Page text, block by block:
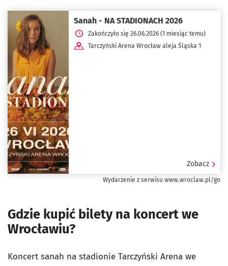
Sanah - NA STADIONACH 2026
Zakończyło się 26.06.2026 (1 miesiąc temu)
Tarczyński Arena Wrocław aleja Śląska 1
Zobacz
Wydarzenie z serwisu www.wroclaw.pl/go
Gdzie kupić bilety na koncert we
Wrocławiu?
Koncert sanah na stadionie Tarczyński Arena we